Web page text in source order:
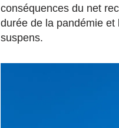
conséquences du net
durée de la pandémie et
suspens.